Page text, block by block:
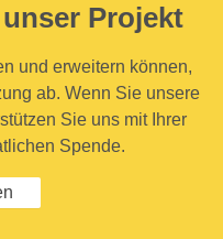
Projekt
und erweitern können,
ab. Wenn Sie unsere
Sie uns mit Ihrer
Spende.